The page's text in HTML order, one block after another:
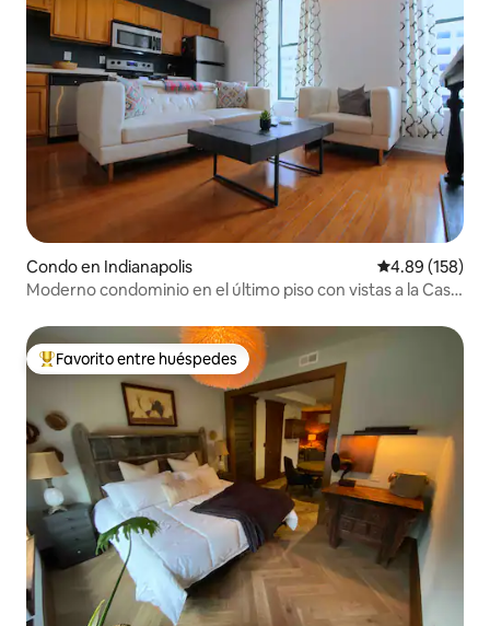
Condo en Indianapolis Calificación
4.89 (158)
Moderno condominio en el último piso con vistas a la Casa
Favorito entre huéspedes preferido
Favorito entre huéspedes